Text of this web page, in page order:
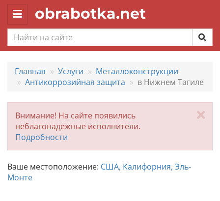
Toggle
navigation
obrabotka.net
Главная Услуги
Металлоконструкции
Антикоррозийная защита
в Нижнем Тагиле
Внимание! На сайте появились
неблагонадежные исполнители.
Подробности
Ваше местоположение: США, Калифорния, Эль-
Монте